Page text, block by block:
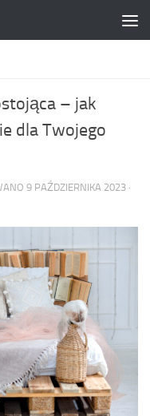
– jak
dla Twojego
9 PAŹDZIERNIKA 2023 ·